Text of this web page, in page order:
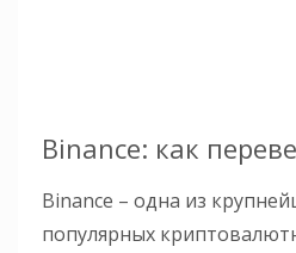
Binance: как
Binance – одна из
популярных